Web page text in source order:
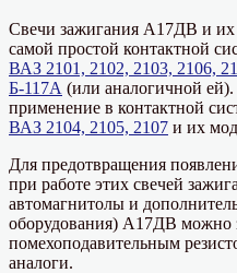
Свечи зажигания А17ДВ и их
самой простой контактной
ВАЗ 2101, 2102, 2103, 2106,
Б-117А (или аналогичной
применение в контактной
ВАЗ 2104, 2105, 2107 и их
Для предотвращения
при работе этих свечей
автомагнитолы и
оборудования) А17ДВ можно
помехоподавительным
аналоги.